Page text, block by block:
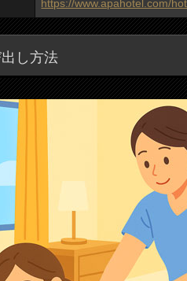
https://www.apahotel.com/
し方法